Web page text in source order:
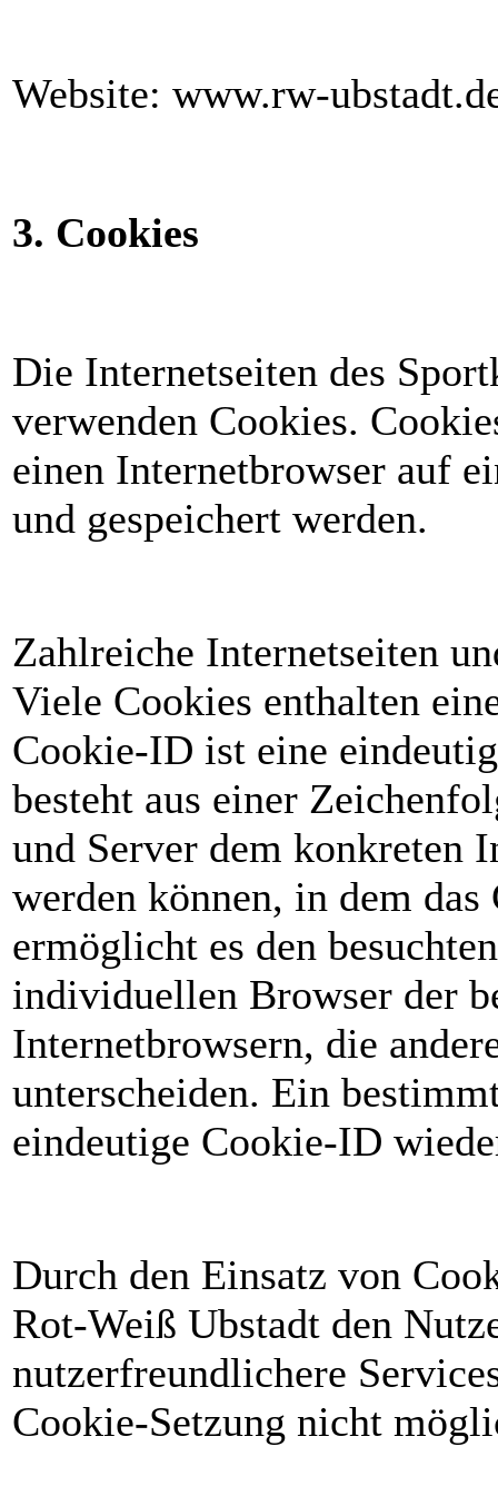
Website: www.rw-
3. Cookies
Die Internetseiten des
verwenden Cookies.
einen Internetbrowser auf
und gespeichert werden.
Zahlreiche Internetseiten
Viele Cookies enthalten
Cookie-ID ist eine
besteht aus einer
und Server dem konkreten
werden können, in dem
ermöglicht es den
individuellen Browser der
Internetbrowsern, die
unterscheiden. Ein
eindeutige Cookie-ID
Durch den Einsatz von
Rot-Weiß Ubstadt den
nutzerfreundlichere
Cookie-Setzung nicht